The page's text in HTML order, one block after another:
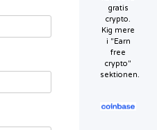
gratis
crypto.
Kig mere
i "Earn
free
crypto"
sektionen.